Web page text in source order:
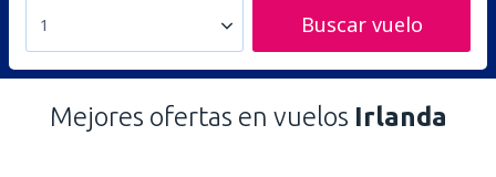
1 Buscar vuelo
Mejores ofertas en vuelos Irlanda